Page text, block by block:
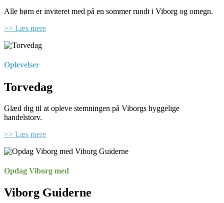
Alle børn er inviteret med på en sommer rundt i Viborg og omegn.
>> Læs mere
Oplevelser
Torvedag
Glæd dig til at opleve stemningen på Viborgs hyggelige
handelstorv.
>> Læs mere
Opdag Viborg med
Viborg Guiderne